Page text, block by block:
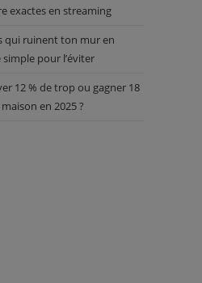
exactes en streaming
qui ruinent ton mur en
pour l’éviter
12 % de trop ou gagner 18
en 2025 ?